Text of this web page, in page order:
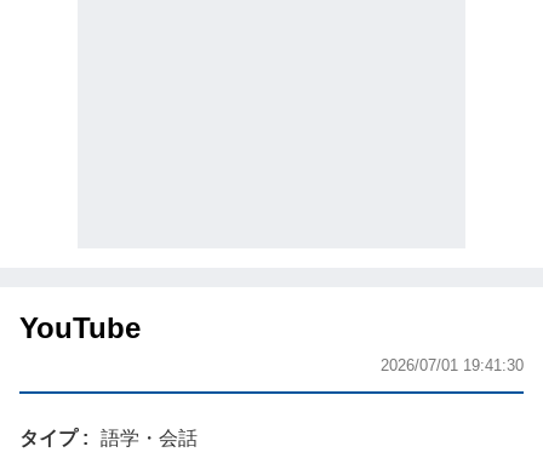
YouTube
2026/07/01 19:41:30
タイプ 語学・会話